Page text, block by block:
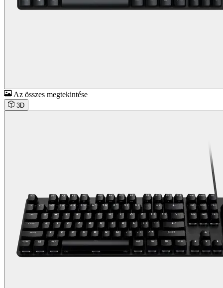
Az összes megtekintése
3D